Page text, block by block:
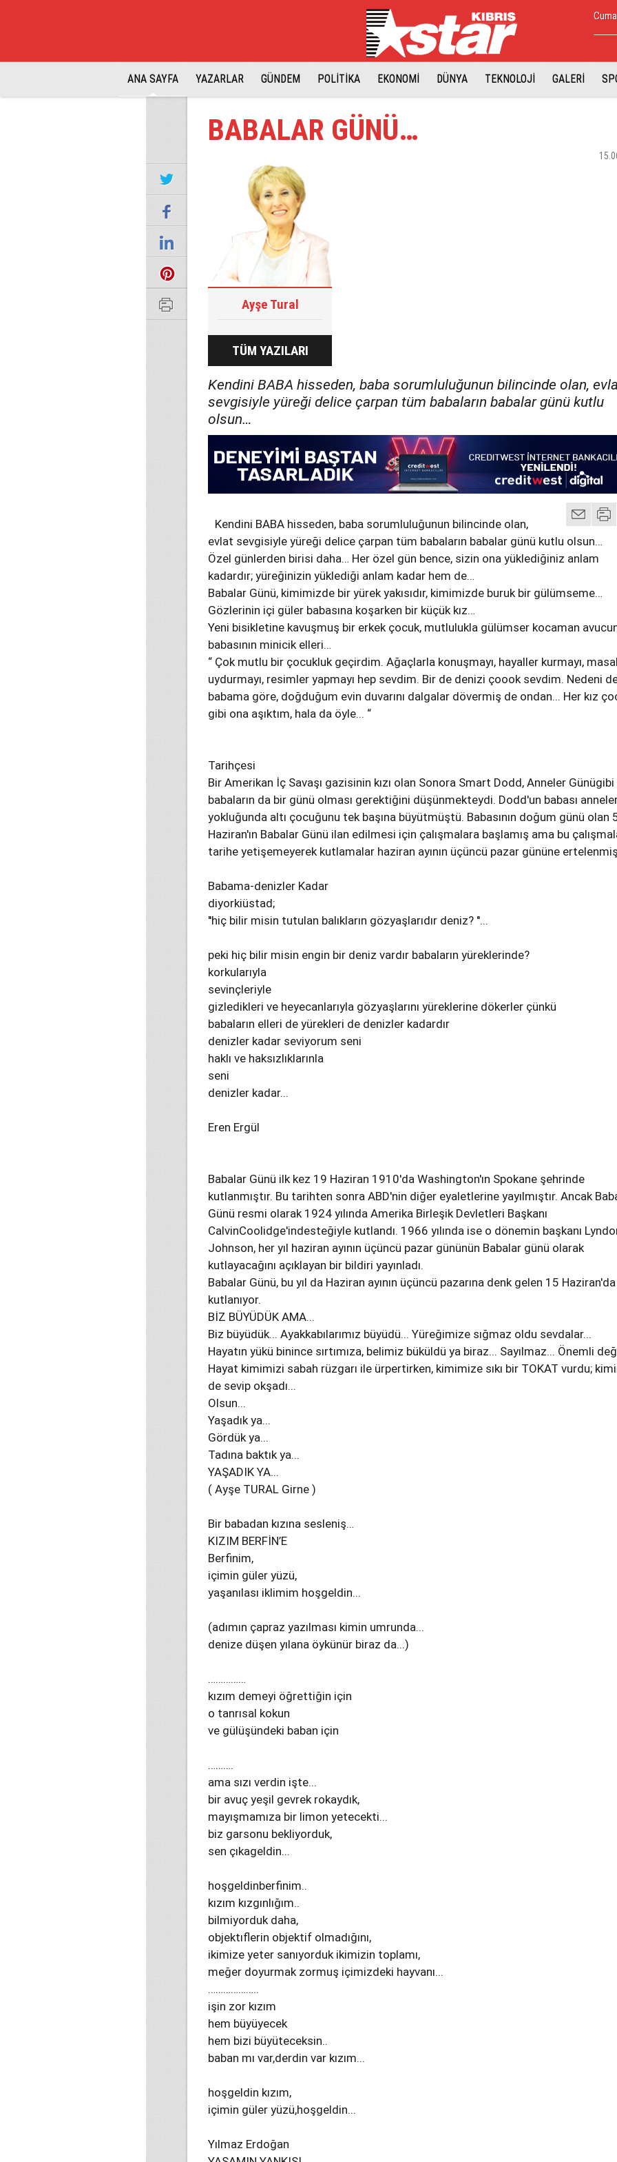
ANA SAYFA YAZARLAR GÜNDEM POLİTİKA EKONOMİ DÜNYA TEKNOLOJİ GALERİ
BABALAR GÜNÜ…
Ayşe Tural
TÜM YAZILARI
Kendini BABA hisseden, baba sorumluluğunun bilincinde olan,
sevgisiyle yüreği delice çarpan tüm babaların babalar günü kutlu
olsun…
Kendini BABA hisseden, baba sorumluluğunun bilincinde olan,
evlat sevgisiyle yüreği delice çarpan tüm babaların babalar günü kutlu olsun…
Özel günlerden birisi daha… Her özel gün bence, sizin ona yüklediğiniz anlam
kadardır; yüreğinizin yüklediği anlam kadar hem de…
Babalar Günü, kimimizde bir yürek yakısıdır, kimimizde buruk bir gülümseme…
Gözlerinin içi güler babasına koşarken bir küçük kız…
Yeni bisikletine kavuşmuş bir erkek çocuk, mutlulukla gülümser kocaman
babasının minicik elleri…
“ Çok mutlu bir çocukluk geçirdim. Ağaçlarla konuşmayı, hayaller kurmayı,
uydurmayı, resimler yapmayı hep sevdim. Bir de denizi çoook sevdim. Nedeni
babama göre, doğduğum evin duvarını dalgalar dövermiş de ondan... Her kız
gibi ona aşıktım, hala da öyle... “
Tarihçesi
Bir Amerikan İç Savaşı gazisinin kızı olan Sonora Smart Dodd, Anneler Günügibi
babaların da bir günü olması gerektiğini düşünmekteydi. Dodd'un babası
yokluğunda altı çocuğunu tek başına büyütmüştü. Babasının doğum günü olan
Haziran'ın Babalar Günü ilan edilmesi için çalışmalara başlamış ama bu
tarihe yetişemeyerek kutlamalar haziran ayının üçüncü pazar gününe
Babama-denizler Kadar
diyorkiüstad;
''hiç bilir misin tutulan balıkların gözyaşlarıdır deniz? ''...
peki hiç bilir misin engin bir deniz vardır babaların yüreklerinde?
korkularıyla
sevinçleriyle
gizledikleri ve heyecanlarıyla gözyaşlarını yüreklerine dökerler çünkü
babaların elleri de yürekleri de denizler kadardır
denizler kadar seviyorum seni
haklı ve haksızlıklarınla
seni
denizler kadar...
Eren Ergül
Babalar Günü ilk kez 19 Haziran 1910'da Washington'ın Spokane şehrinde
kutlanmıştır. Bu tarihten sonra ABD'nin diğer eyaletlerine yayılmıştır. Ancak
Günü resmi olarak 1924 yılında Amerika Birleşik Devletleri Başkanı
CalvinCoolidge'indesteğiyle kutlandı. 1966 yılında ise o dönemin başkanı
Johnson, her yıl haziran ayının üçüncü pazar gününün Babalar günü olarak
kutlayacağını açıklayan bir bildiri yayınladı.
Babalar Günü, bu yıl da Haziran ayının üçüncü pazarına denk gelen 15 Haziran'da
kutlanıyor.
BİZ BÜYÜDÜK AMA...
Biz büyüdük... Ayakkabılarımız büyüdü... Yüreğimize sığmaz oldu sevdalar...
Hayatın yükü binince sırtımıza, belimiz büküldü ya biraz... Sayılmaz... Önemli
Hayat kimimizi sabah rüzgarı ile ürpertirken, kimimize sıkı bir TOKAT vurdu;
de sevip okşadı...
Olsun...
Yaşadık ya...
Gördük ya...
Tadına baktık ya...
YAŞADIK YA...
( Ayşe TURAL Girne )
Bir babadan kızına sesleniş…
KIZIM BERFİN’E
Berfinim,
içimin güler yüzü,
yaşanılası iklimim hoşgeldin...
(adımın çapraz yazılması kimin umrunda...
denize düşen yılana öykünür biraz da...)
……………
kızım demeyi öğrettiğin için
o tanrısal kokun
ve gülüşündeki baban için
……….
ama sızı verdin işte...
bir avuç yeşil gevrek rokaydık,
mayışmamıza bir limon yetecekti...
biz garsonu bekliyorduk,
sen çıkageldin...
hoşgeldinberfinim..
kızım kızgınlığım..
bilmiyorduk daha,
objektıflerin objektif olmadığını,
ikimize yeter sanıyorduk ikimizin toplamı,
meğer doyurmak zormuş içimizdeki hayvanı...
………………..
işin zor kızım
hem büyüyecek
hem bizi büyüteceksin..
baban mı var,derdin var kızım...
hoşgeldin kızım,
içimin güler yüzü,hoşgeldin...
Yılmaz Erdoğan